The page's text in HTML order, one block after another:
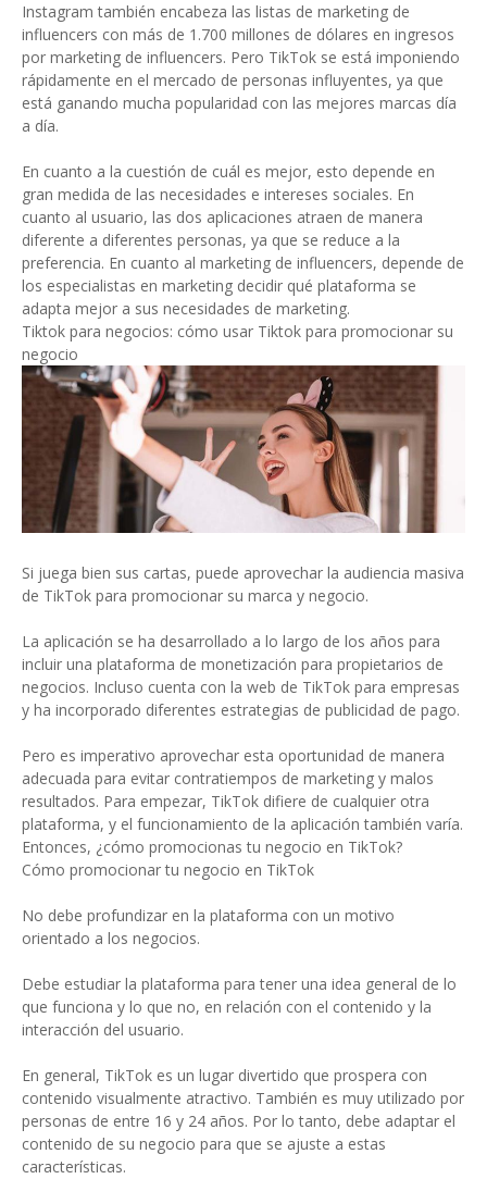
Instagram también encabeza las listas de marketing de
influencers con más de 1.700 millones de dólares en ingresos
por marketing de influencers. Pero TikTok se está imponiendo
rápidamente en el mercado de personas influyentes, ya que
está ganando mucha popularidad con las mejores marcas día
a día.
En cuanto a la cuestión de cuál es mejor, esto depende en
gran medida de las necesidades e intereses sociales. En
cuanto al usuario, las dos aplicaciones atraen de manera
diferente a diferentes personas, ya que se reduce a la
preferencia. En cuanto al marketing de influencers, depende de
los especialistas en marketing decidir qué plataforma se
adapta mejor a sus necesidades de marketing.
Tiktok para negocios: cómo usar Tiktok para promocionar su
negocio
Si juega bien sus cartas, puede aprovechar la audiencia masiva
de TikTok para promocionar su marca y negocio.
La aplicación se ha desarrollado a lo largo de los años para
incluir una plataforma de monetización para propietarios de
negocios. Incluso cuenta con la web de TikTok para empresas
y ha incorporado diferentes estrategias de publicidad de pago.
Pero es imperativo aprovechar esta oportunidad de manera
adecuada para evitar contratiempos de marketing y malos
resultados. Para empezar, TikTok difiere de cualquier otra
plataforma, y ​​el funcionamiento de la aplicación también varía.
Entonces, ¿cómo promocionas tu negocio en TikTok?
Cómo promocionar tu negocio en TikTok
No debe profundizar en la plataforma con un motivo
orientado a los negocios.
Debe estudiar la plataforma para tener una idea general de lo
que funciona y lo que no, en relación con el contenido y la
interacción del usuario.
En general, TikTok es un lugar divertido que prospera con
contenido visualmente atractivo. También es muy utilizado por
personas de entre 16 y 24 años. Por lo tanto, debe adaptar el
contenido de su negocio para que se ajuste a estas
características.